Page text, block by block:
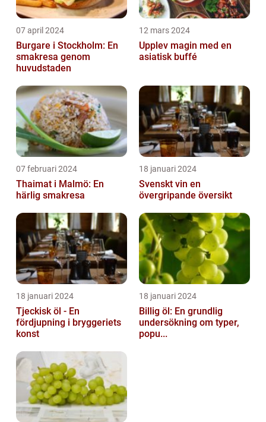
07 april 2024
Burgare i Stockholm: En
smakresa genom
huvudstaden
12 mars 2024
Upplev magin med en
asiatisk buffé
07 februari 2024
Thaimat i Malmö: En
härlig smakresa
18 januari 2024
Svenskt vin en
övergripande översikt
18 januari 2024
Tjeckisk öl - En
fördjupning i bryggeriets
konst
18 januari 2024
Billig öl: En grundlig
undersökning om typer,
popu...